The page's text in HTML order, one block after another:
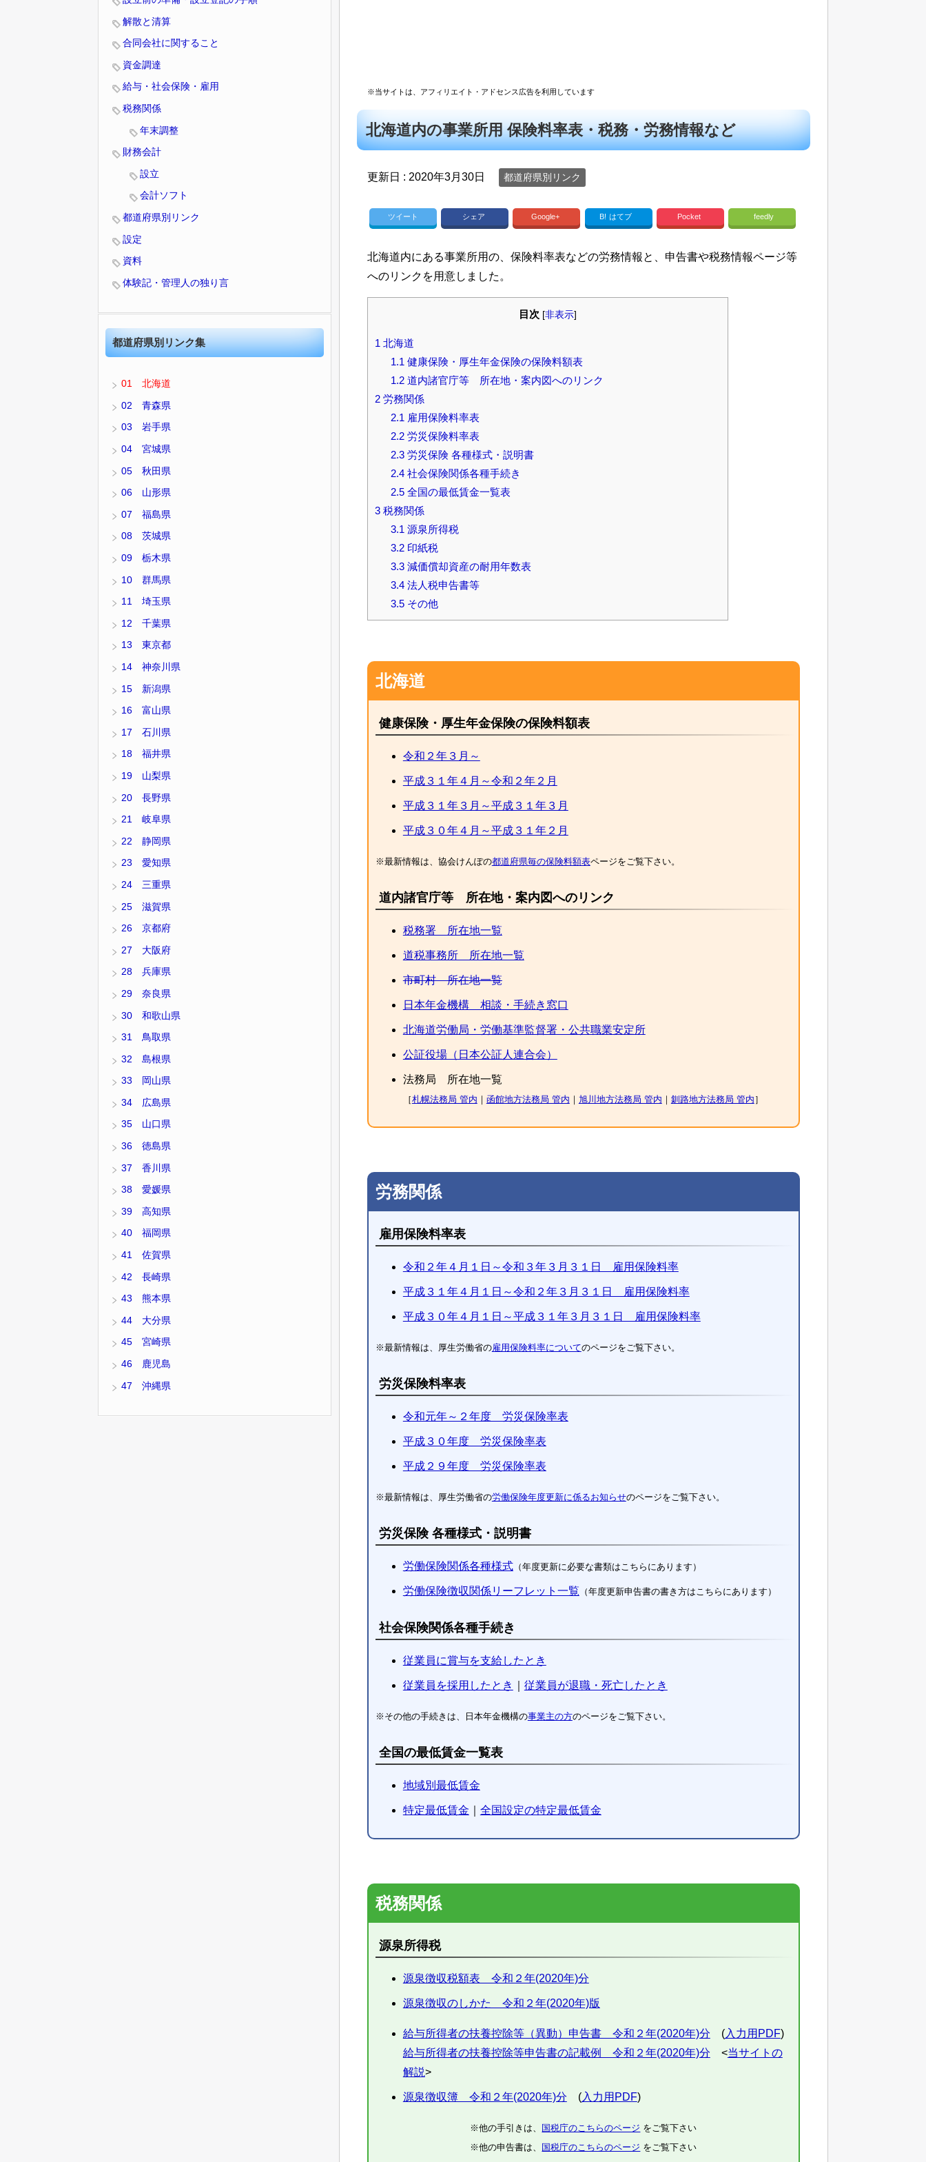
※当サイトは、アフィリエイト・アドセンス広告を利用しています
北海道内の事業所用 保険料率表・税務・労務情報など
更新日 : 2020年3月30日 都道府県別リンク
ツイート シェア Google+ B! はてブ Pocket feedly
北海道内にある事業所用の、保険料率表などの労務情報と、申告書や税務情報ページ等
へのリンクを用意しました。
目次 [非表示]
1 北海道
1.1 健康保険・厚生年金保険の保険料額表
1.2道内諸官庁等 所在地・案内図へのリンク
2労務関係
2.1 雇用保険料率表
2.2労災保険料率表
2.3労災保険 各種様式・説明書
2.4社会保険関係各種手続き
2.5全国の最低賃金一覧表
3税務関係
3.1 源泉所得税
3.2印紙税
3.3減価償却資産の耐用年数表
3.4法人税申告書等
3.5その他
北海道
健康保険・厚生年金保険の保険料額表
令和２年３月～
平成３１年４月～令和２年２月
平成３１年３月～平成３１年３月
平成３０年４月～平成３１年２月
※最新情報は、協会けんぽの都道府県毎の保険料額表ページをご覧下さい。
道内諸官庁等 所在地・案内図へのリンク
税務署 所在地一覧
道税事務所 所在地一覧
市町村 所在地一覧
日本年金機構 相談・手続き窓口
北海道労働局・労働基準監督署・公共職業安定所
公証役場（日本公証人連合会）
法務局 所在地一覧
［札幌法務局 管内 ｜ 函館地方法務局 管内 ｜ 旭川地方法務局 管内 ｜ 釧路地方法務局 管内 ］
労務関係
雇用保険料率表
令和２年４月１日～令和３年３月３１日 雇用保険料率
平成３１年４月１日～令和２年３月３１日 雇用保険料率
平成３０年４月１日～平成３１年３月３１日 雇用保険料率
※最新情報は、厚生労働省の雇用保険料率についてのページをご覧下さい。
労災保険料率表
令和元年～２年度 労災保険率表
平成３０年度 労災保険率表
平成２９年度 労災保険率表
※最新情報は、厚生労働省の労働保険年度更新に係るお知らせのページをご覧下さい。
労災保険 各種様式・説明書
労働保険関係各種様式（年度更新に必要な書類はこちらにあります）
労働保険徴収関係リーフレット一覧 （年度更新申告書の書き方はこちらにあります）
社会保険関係各種手続き
従業員に賞与を支給したとき
従業員を採用したとき 従業員が退職・死亡したとき
※その他の手続きは、日本年金機構の事業主の方のページをご覧下さい。
全国の最低賃金一覧表
地域別最低賃金
特定最低賃金 全国設定の特定最低賃金
税務関係
源泉所得税
源泉徴収税額表 令和２年(2020年)分
源泉徴収のしかた 令和２年(2020年)版
給与所得者の扶養控除等（異動）申告書 令和２年(2020年)分 (入力用PDF)
給与所得者の扶養控除等申告書の記載例 令和２年(2020年)分 <当サイトの
解説>
源泉徴収簿 令和２年(2020年)分 (入力用PDF)
※他の手引きは、 国税庁のこちらのページ をご覧下さい
※他の申告書は、
国税庁のこちらのページ をご覧下さい
解散と清算
合同会社に関すること
資金調達
給与・社会保険・雇用
税務関係
年末調整
財務会計
設立
会計ソフト
都道府県別リンク
設定
資料
体験記・管理人の独り言
都道府県別リンク集
01 北海道
02 青森県
03 岩手県
04 宮城県
05 秋田県
06 山形県
07 福島県
08 茨城県
09 栃木県
10 群馬県
11 埼玉県
12 千葉県
13 東京都
14 神奈川県
15 新潟県
16 富山県
17 石川県
18 福井県
19 山梨県
20 長野県
21 岐阜県
22 静岡県
23 愛知県
24 三重県
25 滋賀県
26 京都府
27 大阪府
28 兵庫県
29 奈良県
30 和歌山県
31 鳥取県
32 島根県
33 岡山県
34 広島県
35 山口県
36 徳島県
37 香川県
38 愛媛県
39 高知県
40 福岡県
41 佐賀県
42 長崎県
43 熊本県
44 大分県
45 宮崎県
46 鹿児島
47 沖縄県